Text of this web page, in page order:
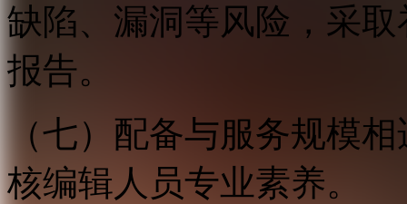
缺陷、漏洞等风险，采
报告。
（七）配备与服务规模
核编辑人员专业素养。